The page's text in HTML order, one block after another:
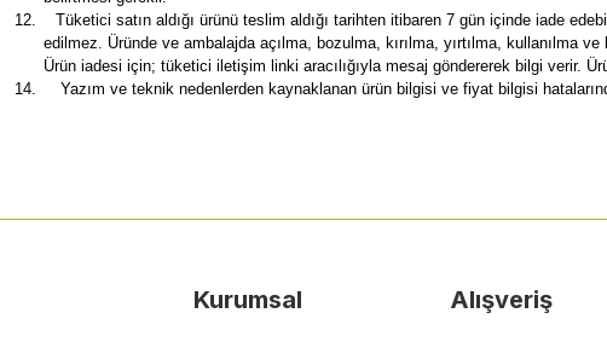
12.
Tüketici satın aldığı ürünü teslim aldığı tarihten itibaren 7 gün içinde iade
edilmez. Üründe ve ambalajda açılma, bozulma, kırılma, yırtılma, kullanılma
Ürün iadesi için; tüketici iletişim linki aracılığıyla mesaj göndererek bilgi verir.
14.
Yazım ve teknik nedenlerden kaynaklanan ürün bilgisi ve fiyat bilgisi
Kurumsal Alışveriş